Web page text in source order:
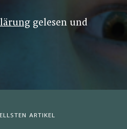
gelesen und
ARTIKEL